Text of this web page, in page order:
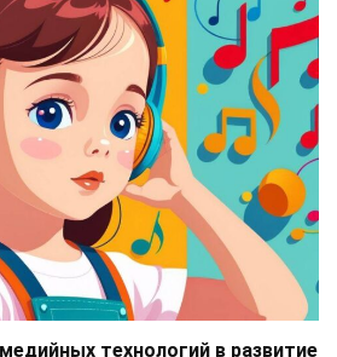
технологий в развитие